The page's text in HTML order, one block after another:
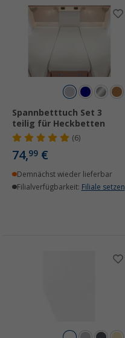
Spannbetttuch Set 3
teilig für Heckbetten
(6)
74,99 €
Demnächst wieder lieferbar
Filialverfügbarkeit: Filiale setzen